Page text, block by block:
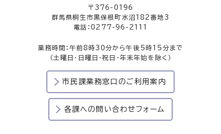
〒376-0196
群馬県桐生市黒保根町水沼182番地3
電話：0277-96-2111
業務時間：午前8時30分から午後5時15分まで
（土曜日・日曜日・祝日・年末年始を除く）
市民課業務窓口のご利用案内
各課への問い合わせフォーム